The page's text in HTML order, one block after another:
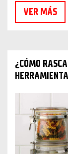
VER MÁS
¿CÓMO